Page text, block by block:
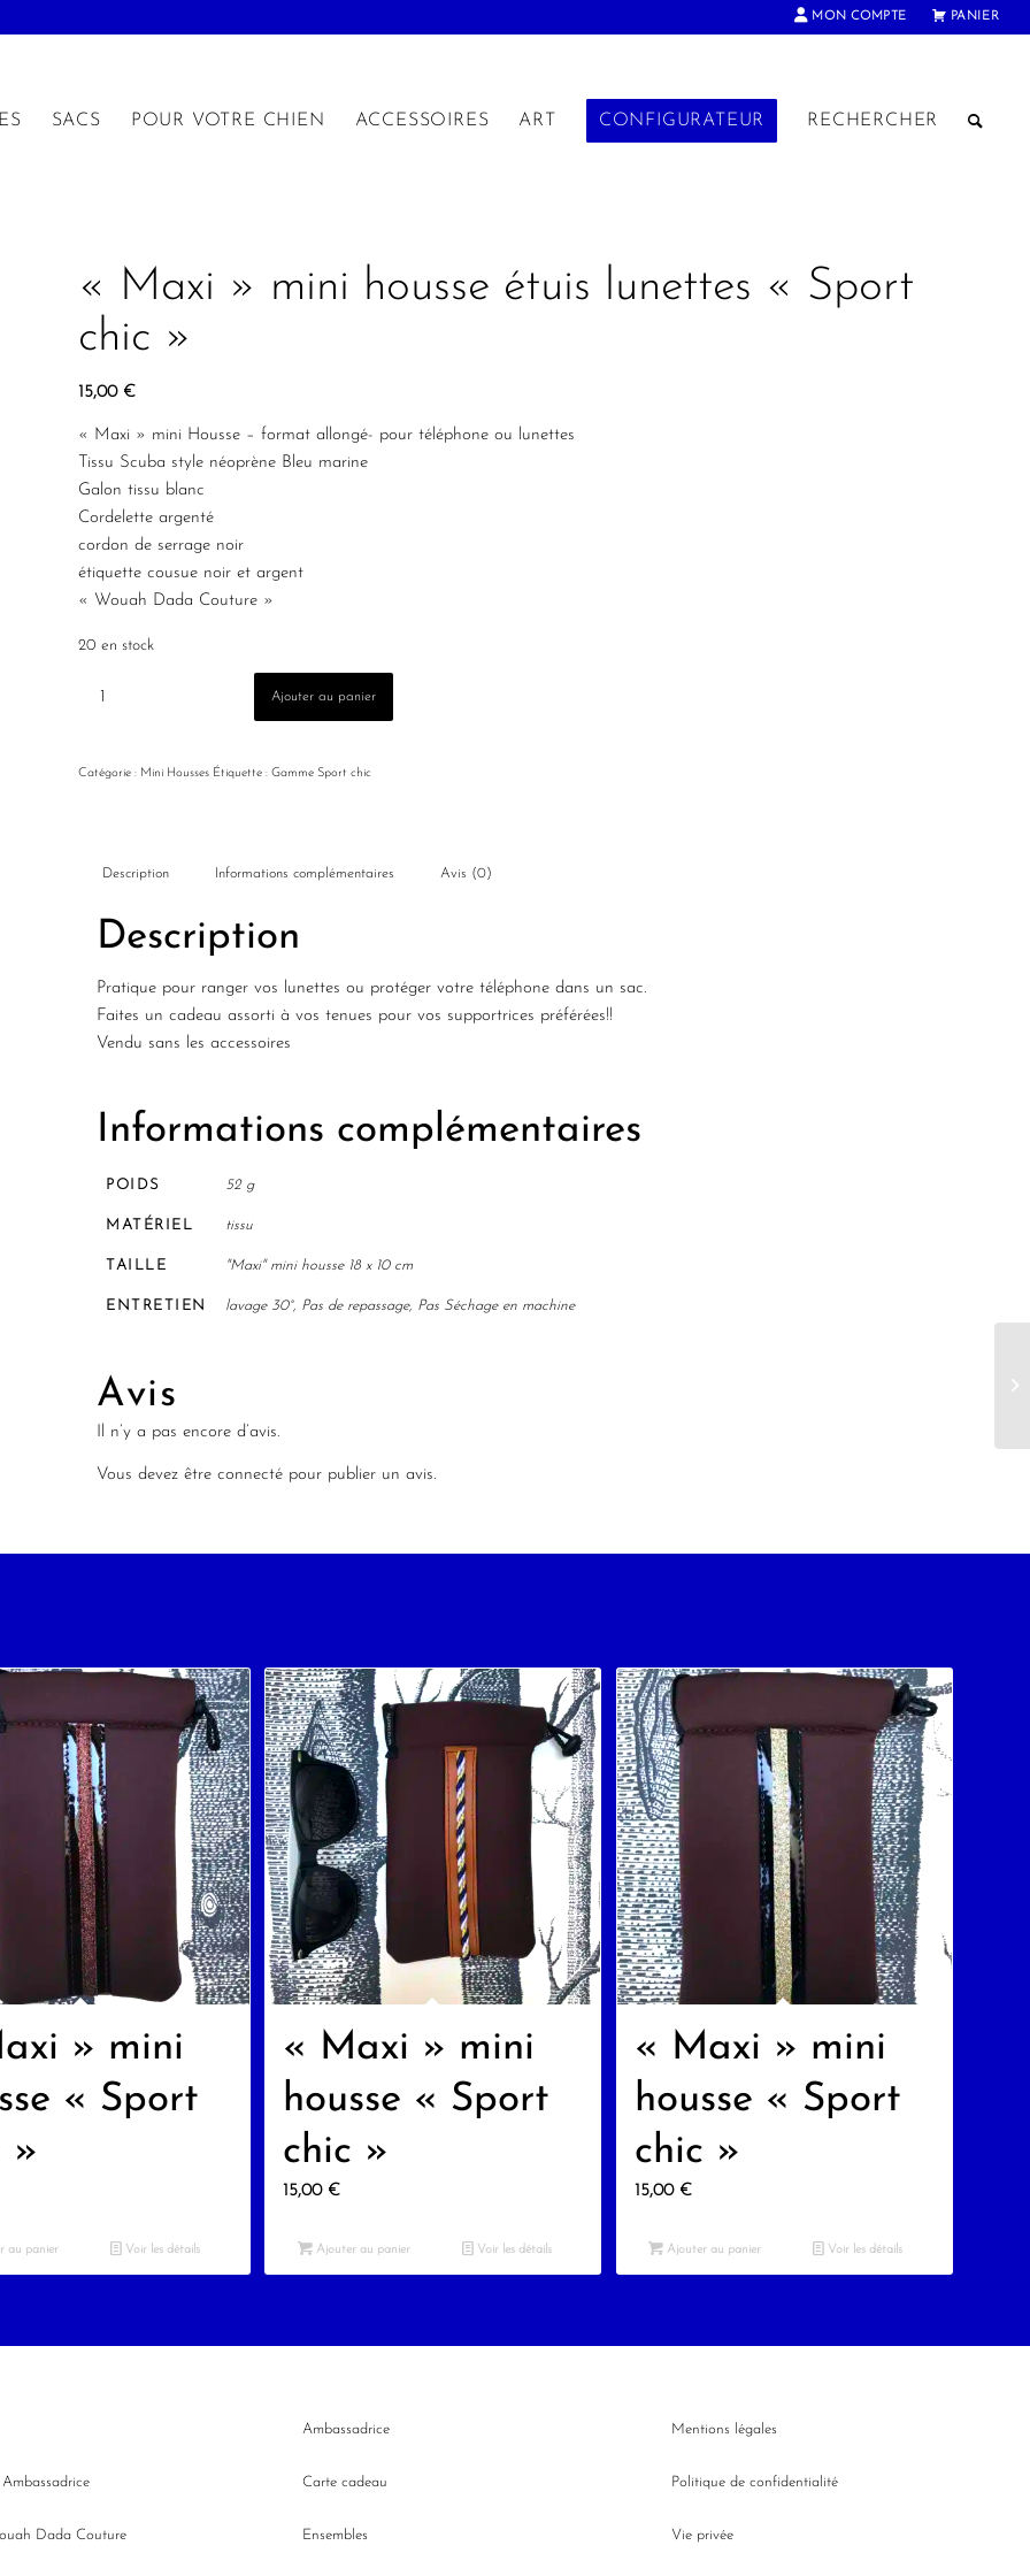
MON COMPTE PANIER
SACS POUR VOTRE CHIEN ACCESSOIRES ART CONFIGURATEUR RECHERCHER
« Maxi » mini housse étuis lunettes « Sport
chic »
15,00 €
« Maxi » mini Housse – format allongé- pour téléphone ou lunettes
Tissu Scuba style néoprène Bleu marine
Galon tissu blanc
Cordelette argenté
cordon de serrage noir
étiquette cousue noir et argent
« Wouah Dada Couture »
20 en stock
Ajouter au panier
Catégorie : Mini Housses Étiquette :Gamme Sport chic
Description Informations complémentaires Avis (0)
Description
Pratique pour ranger vos lunettes ou protéger votre téléphone dans un sac.
Faites un cadeau assorti à vos tenues pour vos supportrices préférées!!
Vendu sans les accessoires
Informations complémentaires
POIDS 52 g
MATÉRIEL tissu
TAILLE "Maxi" mini housse 18 x 10 cm
ENTRETIEN lavage 30°, Pas de repassage, Pas Séchage en machine
Avis
Il n’y a pas encore d’avis.
Vous devez êtreconnecté pour publier un avis.
» mini
« Sport
»
au panier Voir les détails
« Maxi » mini
housse « Sport
chic »
15,00 €
Ajouter au panier Voir les détails
« Maxi » mini
housse « Sport
chic »
15,00 €
Ajouter au panier Voir les détails
Dada Couture
Ambassadrice
Carte cadeau
Ensembles
Mentions légales
Politique de confidentialité
Vie privée